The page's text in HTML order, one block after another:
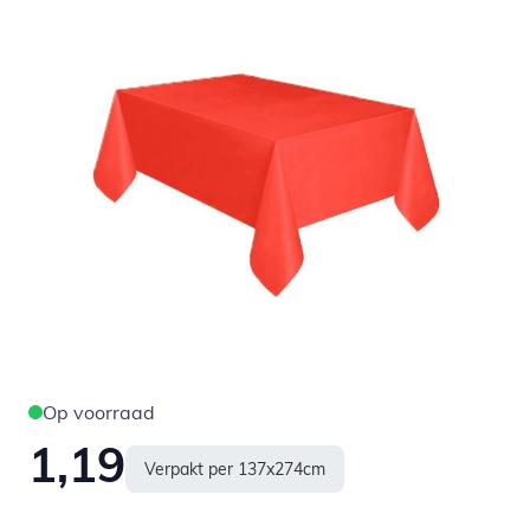
Op voorraad
1,19 Verpakt per 137x274cm